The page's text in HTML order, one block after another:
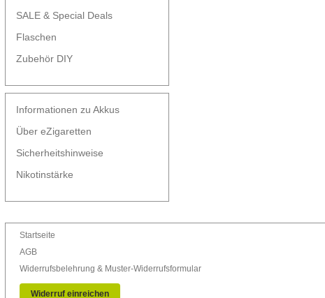
SALE & Special Deals
Flaschen
Zubehör DIY
Informationen zu Akkus
Über eZigaretten
Sicherheitshinweise
Nikotinstärke
Startseite
AGB
Widerrufsbelehrung & Muster-Widerrufsformular
Widerruf einreichen